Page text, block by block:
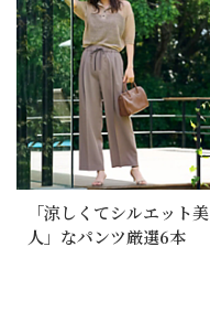
「涼しくてシルエット美
人」なパンツ厳選6本